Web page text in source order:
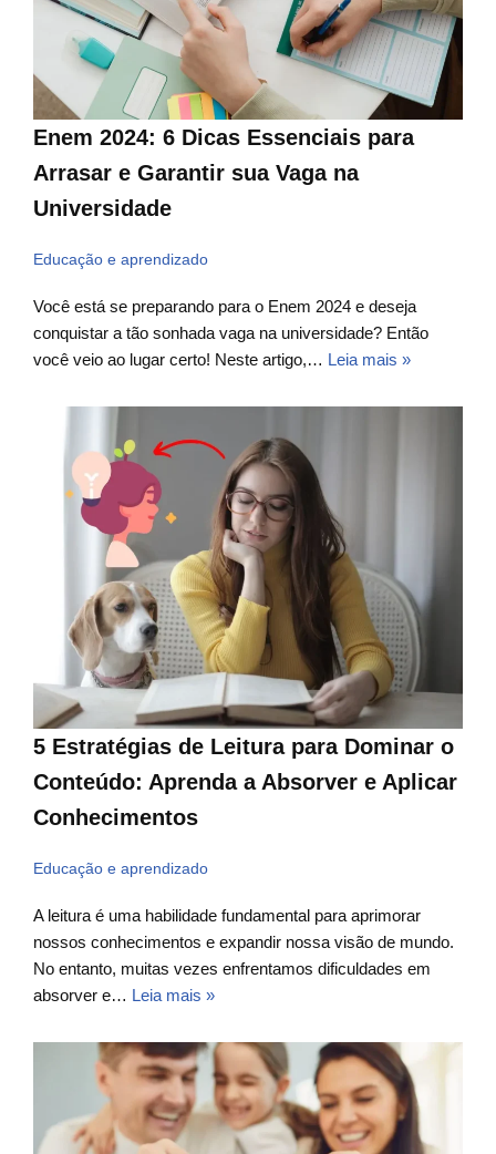
Enem 2024: 6 Dicas Essenciais para
Arrasar e Garantir sua Vaga na
Universidade
Educação e aprendizado
Você está se preparando para o Enem 2024 e deseja
conquistar a tão sonhada vaga na universidade? Então
você veio ao lugar certo! Neste artigo,… Leia mais »
5 Estratégias de Leitura para Dominar o
Conteúdo: Aprenda a Absorver e Aplicar
Conhecimentos
Educação e aprendizado
A leitura é uma habilidade fundamental para aprimorar
nossos conhecimentos e expandir nossa visão de mundo.
No entanto, muitas vezes enfrentamos dificuldades em
absorver e… Leia mais »